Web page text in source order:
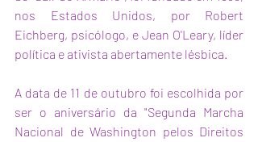
nos Estados Unidos, por Robert
Eichberg, psicólogo, e Jean O'Leary, líder
política e ativista abertamente lésbica.
A data de 11 de outubro foi escolhida por
ser o aniversário da "Segunda Marcha
Nacional de Washington pelos Direitos